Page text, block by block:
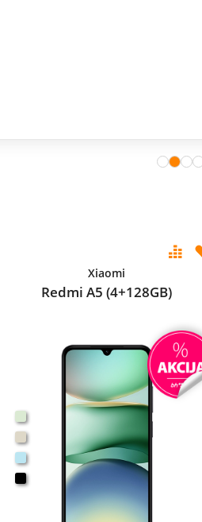
Xiaomi
Redmi A5 (4+128GB)